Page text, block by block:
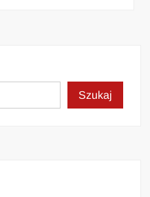
Szukaj